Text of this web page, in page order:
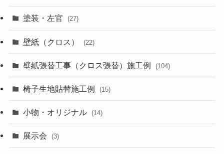
塗装・左官 (27)
壁紙（クロス） (22)
壁紙張替工事（クロス張替）施工例 (104)
椅子生地貼替施工例 (15)
小物・オリジナル (14)
展示会 (3)